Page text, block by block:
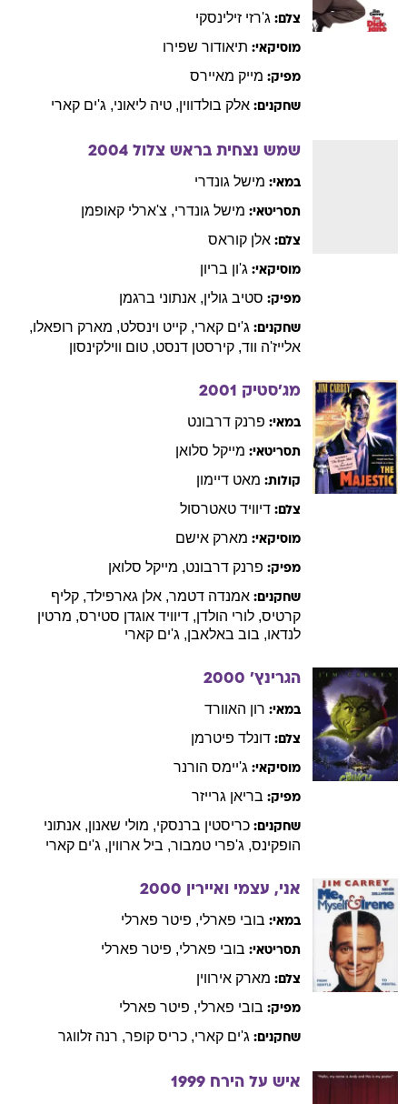
צלם: ג'רזי זילינסקי
מוסיקאי: תיאודור שפירו
מפיק: מייק מאיירס
שחקנים: אלק בולדווין, טיה ליאוני, ג'ים קארי
שמש נצחית בראש צלול 2004
במאי: מישל גונדרי
תסריטאי: מישל גונדרי, צ'ארלי קאופמן
צלם: אלן קוראס
מוסיקאי: ג'ון בריון
מפיק: סטיב גולין, אנתוני ברגמן
שחקנים: ג'ים קארי, קייט וינסלט, מארק רופאלו,
אלייז'ה ווד, קירסטן דנסט, טום ווילקינסון
מג'סטיק 2001
במאי: פרנק דרבונט
תסריטאי: מייקל סלואן
קולות: מאט דיימון
צלם: דיוויד טאטרסול
מוסיקאי: מארק אישם
מפיק: פרנק דרבונט, מייקל סלואן
שחקנים: אמנדה דטמר, אלן גארפילד, קליף
קרטיס, לורי הולדן, דיוויד אוגדן סטירס, מרטין
לנדאו, בוב באלאבן, ג'ים קארי
הגרינץ' 2000
במאי: רון האוורד
צלם: דונלד פיטרמן
מוסיקאי: ג'יימס הורנר
מפיק: בריאן גרייזר
שחקנים: כריסטין ברנסקי, מולי שאנון, אנתוני
הופקינס, ג'פרי טמבור, ביל ארווין, ג'ים קארי
אני, עצמי ואיירין 2000
במאי: בובי פארלי, פיטר פארלי
תסריטאי: בובי פארלי, פיטר פארלי
צלם: מארק אירווין
מפיק: בובי פארלי, פיטר פארלי
שחקנים: ג'ים קארי, כריס קופר, רנה זלווגר
איש על הירח 1999